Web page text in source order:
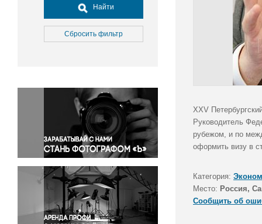
Досуг, туризм и отдых
Культура
Медицина
Окружающая среда
Политика
Правосудие
Происшествия и конфликты
Религия
Светская жизнь
Спорт
Экология
Экономика и бизнес
Найти
Сбросить фильтр
XXV
Руководитель
рубежом, и по
оформить визу в
Категория:
Место: Россия,
Сообщить об